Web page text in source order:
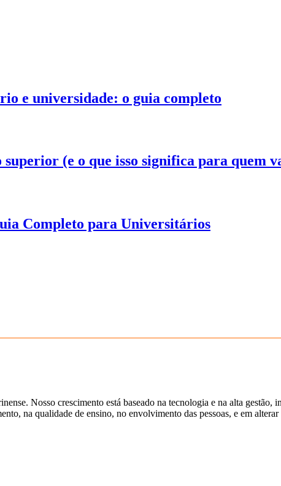
e universidade: o guia completo
(e o que isso significa para quem
Completo para Universitários
Nosso crescimento está baseado na tecnologia e na alta gestão,
na qualidade de ensino, no envolvimento das pessoas, e em